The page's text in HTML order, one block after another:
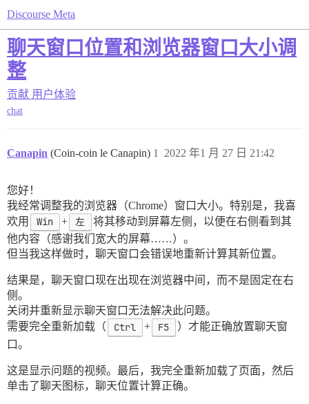
Discourse Meta
聊天窗口位置和浏览器窗口大小调
整
贡献 用户体验
chat
Canapin (Coin-coin le Canapin) 2022 年1 月 27 日 21:42
1
您好！
我经常调整我的浏览器（Chrome）窗口大小。特别是，我喜
欢用
Win + 左
将其移动到屏幕左侧，以便在右侧看到其
他内容（感谢我们宽大的屏幕……）。
但当我这样做时，聊天窗口会错误地重新计算其新位置。
结果是，聊天窗口现在出现在浏览器中间，而不是固定在右
侧。
关闭并重新显示聊天窗口无法解决此问题。
需要完全重新加载（
Ctrl + F5
）才能正确放置聊天窗
口。
这是显示问题的视频。最后，我完全重新加载了页面，然后
单击了聊天图标，聊天位置计算正确。